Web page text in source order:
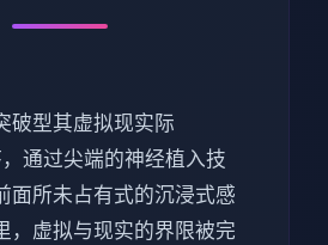
破型其虚拟现实际
通过尖端的神经植入技
面所未占有式的沉浸式感
，虚拟与现实的界限被完